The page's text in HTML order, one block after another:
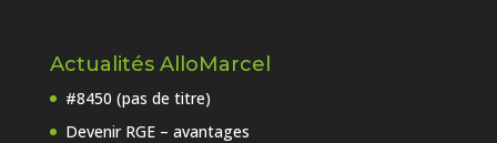
Actualités AlloMarcel
#8450 (pas de titre)
Devenir RGE – avantages